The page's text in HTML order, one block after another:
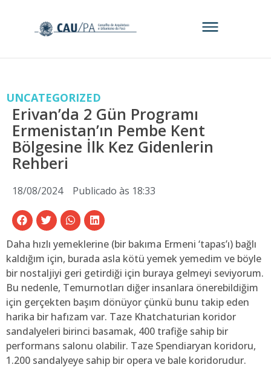
UNCATEGORIZED
Erivan’da 2 Gün Programı
Ermenistan’ın Pembe Kent
Bölgesine İlk Kez Gidenlerin
Rehberi
18/08/2024 Publicado às 18:33
Daha hızlı yemeklerine (bir bakıma Ermeni ‘tapas’ı) bağlı
kaldığım için, burada asla kötü yemek yemedim ve böyle
bir nostaljiyi geri getirdiği için buraya gelmeyi seviyorum.
Bu nedenle, Temurnotları diğer insanlara önerebildiğim
için gerçekten başım dönüyor çünkü bunu takip eden
harika bir hafızam var. Taze Khatchaturian koridor
sandalyeleri birinci basamak, 400 trafiğe sahip bir
performans salonu olabilir. Taze Spendiaryan koridoru,
1.200 sandalyeye sahip bir opera ve bale koridorudur.